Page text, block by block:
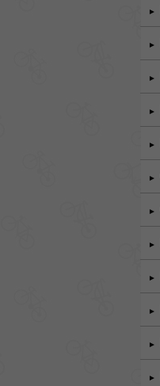
►
►
►
►
►
►
►
►
►
►
►
►